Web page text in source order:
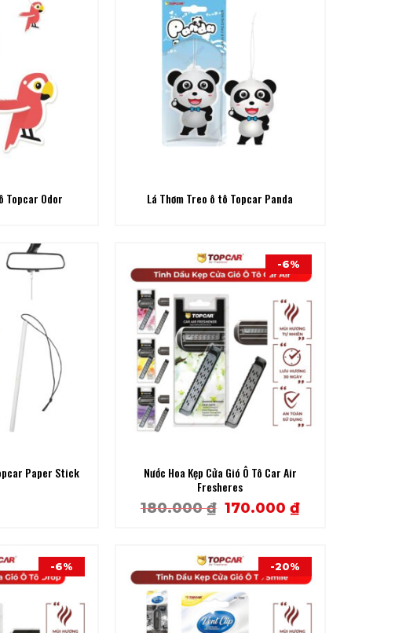
Topcar Odor Lá Thơm Treo ô tô Topcar Panda
Paper Stick
-6%
Nước Hoa Kẹp Cửa Gió Ô Tô Car Air
Fresheres
180.000₫ Original
170.000₫Current
-6% -20%